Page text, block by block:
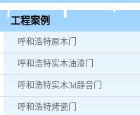
工程案例
呼和浩特原木门
呼和浩特实木油漆门
呼和浩特实木3d静音门
呼和浩特烤瓷门